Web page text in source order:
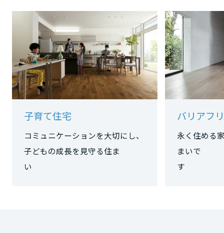
子育て住宅
コミュニケーションを大切にし、
子どもの成長を見守る住ま
い
バリアフ
永く住める
まいで
近畿エリア
滋賀県
京都府
大阪府
兵庫県